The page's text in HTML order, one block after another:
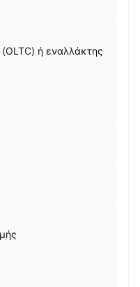
ή εναλλάκτης